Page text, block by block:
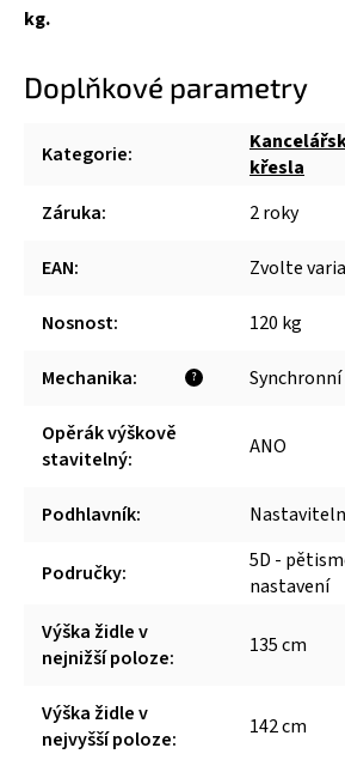
kg.
Doplňkové parametry
Kategorie:
křesla
Záruka: 2 roky
EAN: Zvolte
Nosnost: 120 kg
?
Mechanika: Synchronní
Opěrák výškově
stavitelný: ANO
Podhlavník:
Područky:
5D -
nastavení
Výška židle v
nejnižší poloze: 135 cm
Výška židle v
nejvyšší poloze: 142 cm